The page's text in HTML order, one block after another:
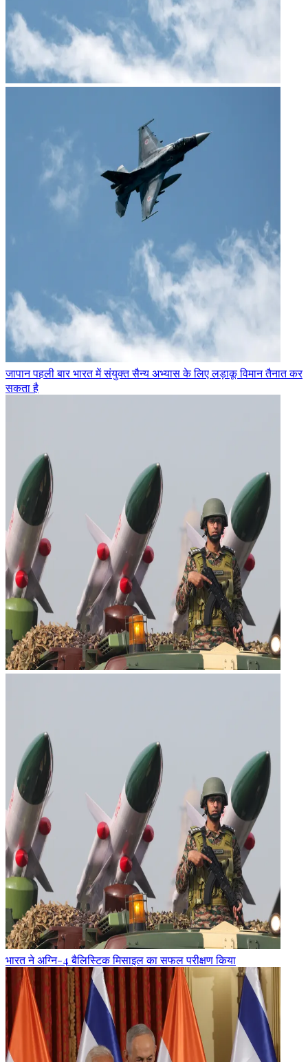
जापान पहली बार भारत में संयुक्त सैन्य अभ्यास के लिए लड़ाकू विमान तैनात कर
सकता है
भारत ने अग्नि-4 बैलिस्टिक मिसाइल का सफल परीक्षण किया